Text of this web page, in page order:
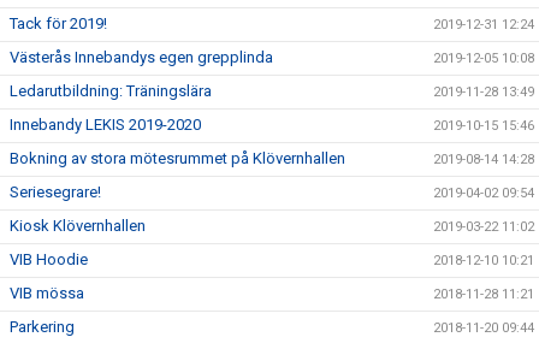
Tack för 2019! 2019-12-31 12:24
Västerås Innebandys egen grepplinda 2019-12-05 10:08
Ledarutbildning: Träningslära 2019-11-28 13:49
Innebandy LEKIS 2019-2020 2019-10-15 15:46
Bokning av stora mötesrummet på Klövernhallen 2019-08-14 14:28
Seriesegrare! 2019-04-02 09:54
Kiosk Klövernhallen 2019-03-22 11:02
VIB Hoodie 2018-12-10 10:21
VIB mössa 2018-11-28 11:21
Parkering 2018-11-20 09:44